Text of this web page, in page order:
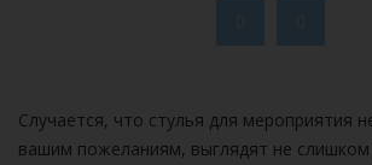
Случается, что стулья для мероприятия
вашим пожеланиям, выглядят не слишком